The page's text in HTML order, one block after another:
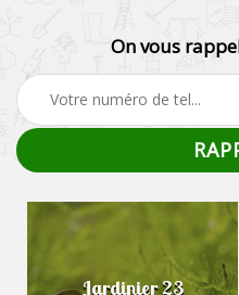
On vous
Jardinier 23